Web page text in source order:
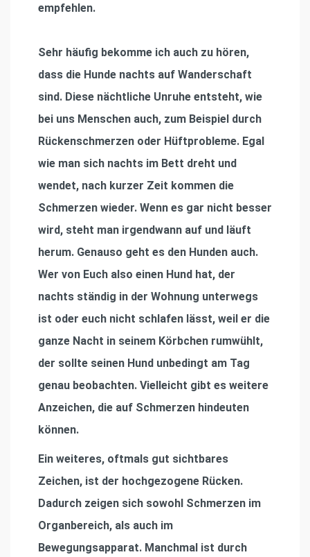
empfehlen.
Sehr häufig bekomme ich auch zu hören,
dass die Hunde nachts auf Wanderschaft
sind. Diese nächtliche Unruhe entsteht, wie
bei uns Menschen auch, zum Beispiel durch
Rückenschmerzen oder Hüftprobleme. Egal
wie man sich nachts im Bett dreht und
wendet, nach kurzer Zeit kommen die
Schmerzen wieder. Wenn es gar nicht besser
wird, steht man irgendwann auf und läuft
herum. Genauso geht es den Hunden auch.
Wer von Euch also einen Hund hat, der
nachts ständig in der Wohnung unterwegs
ist oder euch nicht schlafen lässt, weil er die
ganze Nacht in seinem Körbchen rumwühlt,
der sollte seinen Hund unbedingt am Tag
genau beobachten. Vielleicht gibt es weitere
Anzeichen, die auf Schmerzen hindeuten
können.
Ein weiteres, oftmals gut sichtbares
Zeichen, ist der hochgezogene Rücken.
Dadurch zeigen sich sowohl Schmerzen im
Organbereich, als auch im
Bewegungsapparat. Manchmal ist durch